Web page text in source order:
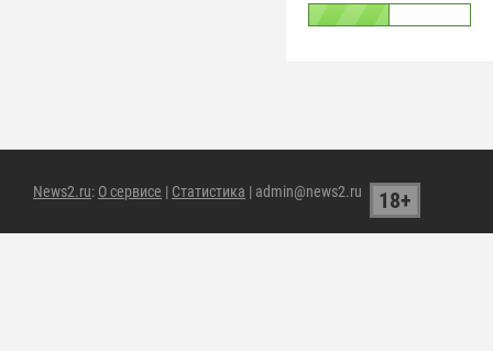
News2.ru: О сервисе | Статистика | admin@news2.ru 18+